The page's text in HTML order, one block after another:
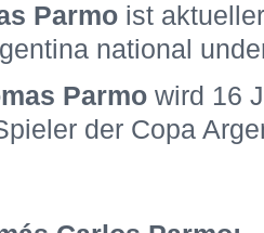
Parmo ist
national
Parmowird 16
der Copa